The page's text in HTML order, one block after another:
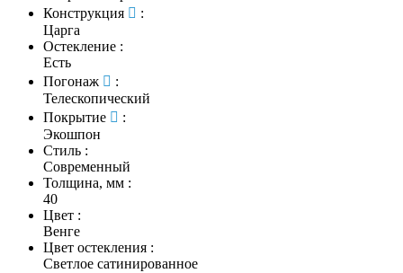
Конструкция
:
Царга
Остекление :
Есть
Погонаж
:
Телескопический
Покрытие
:
Экошпон
Стиль :
Современный
Толщина, мм :
40
Цвет :
Венге
Цвет остекления :
Светлое сатинированное